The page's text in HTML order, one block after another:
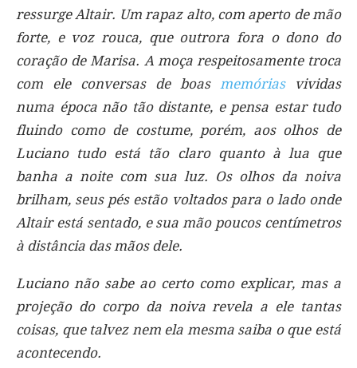
ressurge Altair. Um rapaz alto, com aperto de mão
forte, e voz rouca, que outrora fora o dono do
coração de Marisa. A moça respeitosamente troca
com ele conversas de boas memórias vividas
numa época não tão distante, e pensa estar tudo
fluindo como de costume, porém, aos olhos de
Luciano tudo está tão claro quanto à lua que
banha a noite com sua luz. Os olhos da noiva
brilham, seus pés estão voltados para o lado onde
Altair está sentado, e sua mão poucos centímetros
à distância das mãos dele.
Luciano não sabe ao certo como explicar, mas a
projeção do corpo da noiva revela a ele tantas
coisas, que talvez nem ela mesma saiba o que está
acontecendo.